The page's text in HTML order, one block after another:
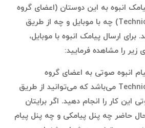
انبوه به این دوستان (اعضای گروه
Technical Question Answer) چه با موبایل و چه از طریق
ارسال پیامک انبوه با موبایل،
را مشاهده فرمایید:
انبوه صوتی به اعضای گروه
Technical Question Answer می‌باشد که می‌توانید از طریق
این کار را انجام دهید. اگر برایتان
حاضر چه پنل پیامکی و چه پنل پیام